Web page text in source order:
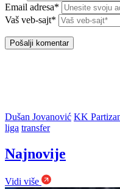
Email adresa*
Vaš veb-sajt*
Dušan Jovanović KK
liga transfer
Najnovije
Vidi više